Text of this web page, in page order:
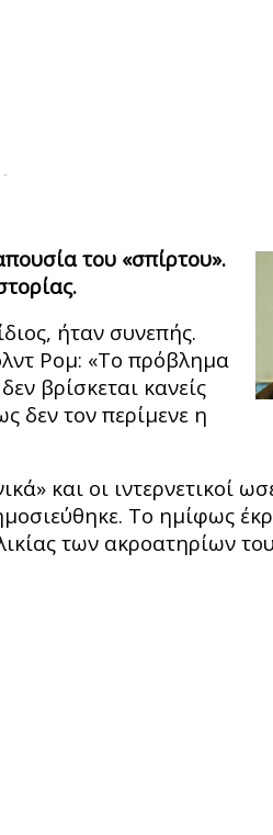
του «σπίρτου».
ήταν συνεπής.
Ρομ: «Το πρόβλημα
βρίσκεται κανείς
δεν τον περίμενε η
και οι ιντερνετικοί
Το ημίφως
των ακροατηρίων του